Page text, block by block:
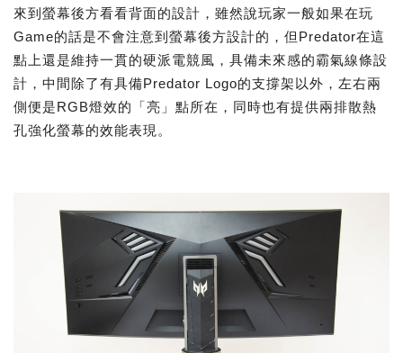
來到螢幕後方看看背面的設計，雖然說玩家一般如果在玩
Game的話是不會注意到螢幕後方設計的，但Predator在這
點上還是維持一貫的硬派電競風，具備未來感的霸氣線條設
計，中間除了有具備Predator Logo的支撐架以外，左右兩
側便是RGB燈效的「亮」點所在，同時也有提供兩排散熱
孔強化螢幕的效能表現。